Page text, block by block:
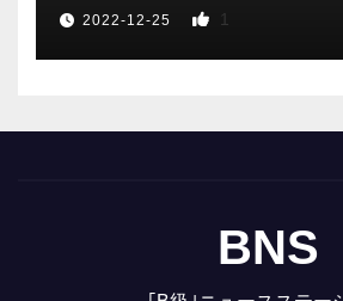
2022-12-25 1
BNS